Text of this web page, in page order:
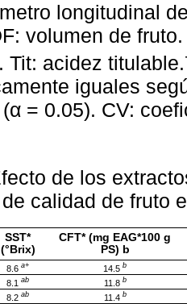
longitudinal
volumen de
Tit: acidez titulable.
iguales
= 0.05). CV:
de los
calidad de fruto
SST*
(°Brix)
CFT* (mg EAG*100 g
PS) b
8.6 a+ 14.5 b
8.1 ab 11.8 b
8.2 ab 11.4 b